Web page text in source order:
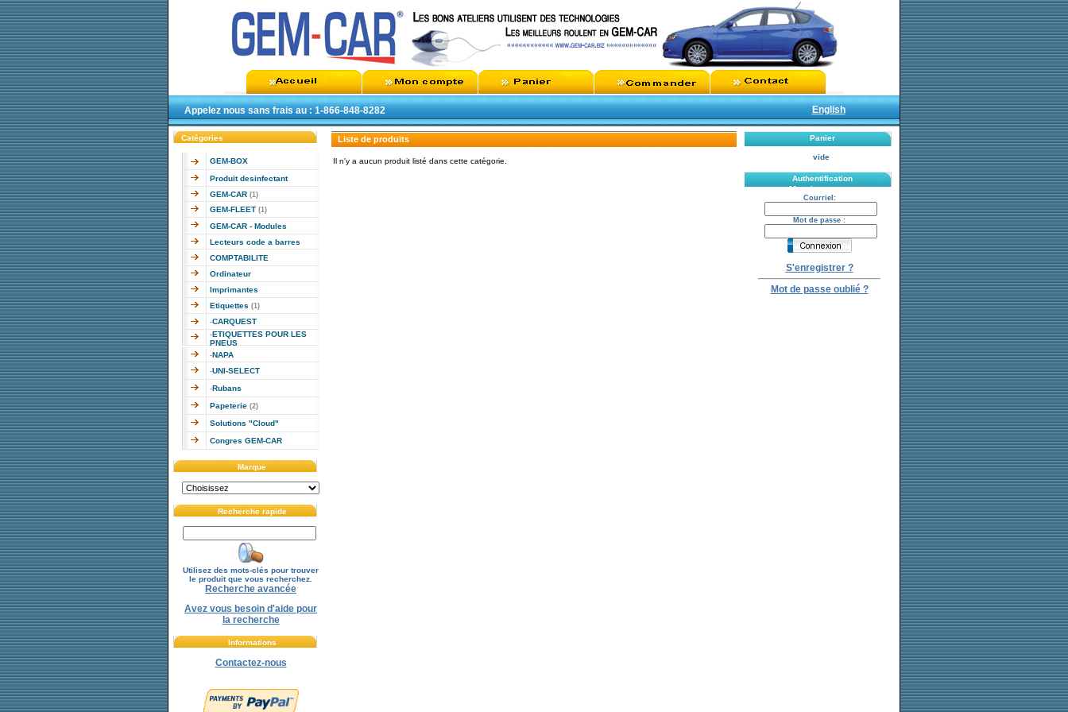
Appelez nous sans frais au : 1-866-848-8282 English
Catégories
GEM-BOX
Produit desinfectant
GEM-CAR (1)
GEM-FLEET (1)
GEM-CAR - Modules
Lecteurs code a barres
COMPTABILITE
Ordinateur
Imprimantes
Etiquettes (1)
-CARQUEST
-ETIQUETTES POUR LES
PNEUS
-NAPA
-UNI-SELECT
-Rubans
Papeterie (2)
Solutions "Cloud"
Congres GEM-CAR
Marque
Recherche rapide
Utilisez des mots-clés pour trouver
le produit que vous recherchez.
Recherche avancée
Avez vous besoin d'aide pour
la recherche
Informations
Contactez-nous
Liste de produits
Il n'y a aucun produit listé dans cette catégorie.
Panier
vide
Authentification
Mot de passe :
Courriel:
Mot de passe :
S'enregistrer ?
Mot de passe oublié ?